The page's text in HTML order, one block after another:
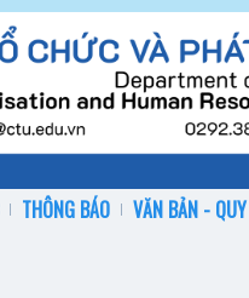
THÔNG BÁO
VĂN BẢN -